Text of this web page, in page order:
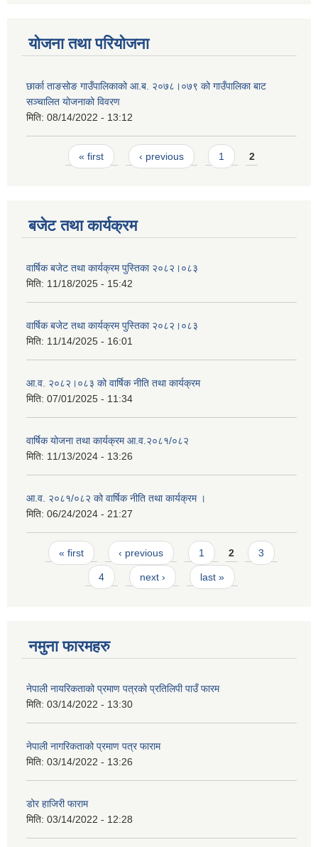
योजना तथा परियोजना
छार्का ताङसोङ गाउँपालिकाको आ.ब. २०७८।०७९ को गाउँपालिका बाट
सञ्चालित योजनाको विवरण
मिति: 08/14/2022 - 13:12
Pages« first ‹ previous 1 2
बजेट तथा कार्यक्रम
वार्षिक बजेट तथा कार्यक्रम पुस्तिका २०८२।०८३
मिति: 11/18/2025 - 15:42
वार्षिक बजेट तथा कार्यक्रम पुस्तिका २०८२।०८३
मिति: 11/14/2025 - 16:01
आ.व. २०८२।०८३ को वार्षिक नीति तथा कार्यक्रम
मिति: 07/01/2025 - 11:34
वार्षिक योजना तथा कार्यक्रम आ.व.२०८१/०८२
मिति: 11/13/2024 - 13:26
आ.व. २०८१/०८२ को वार्षिक नीति तथा कार्यक्रम ।
मिति: 06/24/2024 - 21:27
Pages
« first ‹ previous 1 2 3
4 next › last »
नमुना फारमहरु
नेपाली नायरिकताको प्रमाण पत्रको प्रतिलिपी पाउँ फारम
मिति: 03/14/2022 - 13:30
नेपाली नागरिकताको प्रमाण पत्र फाराम
मिति: 03/14/2022 - 13:26
डोर हाजिरी फाराम
मिति: 03/14/2022 - 12:28